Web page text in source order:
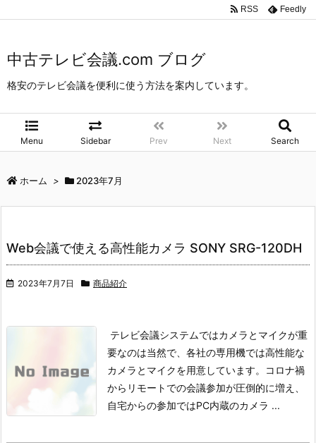
中古テレビ会議.com ブログ
格安のテレビ会議を便利に使う方法を案内しています。
Menu Sidebar Prev Next Search
RSS Feedly
ホーム > 2023年7月
Web会議で使える高性能カメラ SONY SRG-120DH
2023年7月7日 商品紹介
テレビ会議システムではカメラとマイクが重
要なのは当然で、各社の専用機では高性能な
カメラとマイクを用意しています。
コロナ禍
からリモートでの会議参加が圧倒的に増え、
自宅からの参加ではPC内蔵のカメラ ...